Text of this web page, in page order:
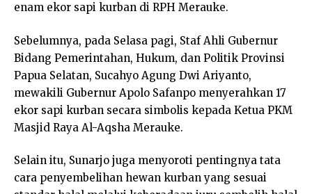
enam ekor sapi kurban di RPH Merauke.
Sebelumnya, pada Selasa pagi, Staf Ahli Gubernur
Bidang Pemerintahan, Hukum, dan Politik Provinsi
Papua Selatan, Sucahyo Agung Dwi Ariyanto,
mewakili Gubernur Apolo Safanpo menyerahkan 17
ekor sapi kurban secara simbolis kepada Ketua PKM
Masjid Raya Al-Aqsha Merauke.
Selain itu, Sunarjo juga menyoroti pentingnya tata
cara penyembelihan hewan kurban yang sesuai